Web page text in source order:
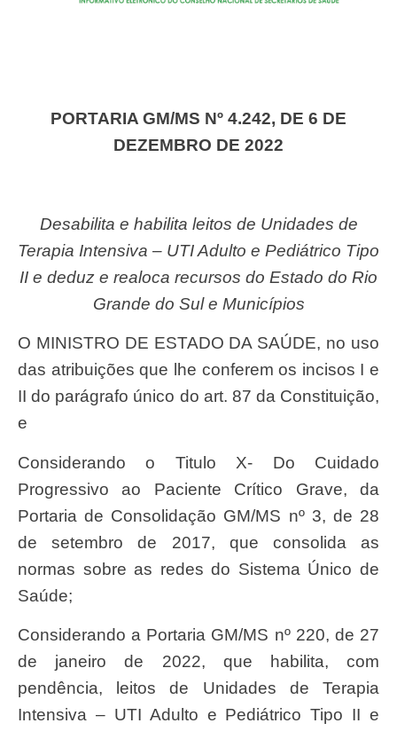
PORTARIA GM/MS Nº 4.242, DE 6 DE
DEZEMBRO DE 2022
Desabilita e habilita leitos de Unidades de
Terapia Intensiva – UTI Adulto e Pediátrico Tipo
II e deduz e realoca recursos do Estado do Rio
Grande do Sul e Municípios
O MINISTRO DE ESTADO DA SAÚDE, no uso
das atribuições que lhe conferem os incisos I e
II do parágrafo único do art. 87 da Constituição,
e
Considerando o Titulo X- Do Cuidado
Progressivo ao Paciente Crítico Grave, da
Portaria de Consolidação GM/MS nº 3, de 28
de setembro de 2017, que consolida as
normas sobre as redes do Sistema Único de
Saúde;
Considerando a Portaria GM/MS nº 220, de 27
de janeiro de 2022, que habilita, com
pendência, leitos de Unidades de Terapia
Intensiva – UTI Adulto e Pediátrico Tipo II e